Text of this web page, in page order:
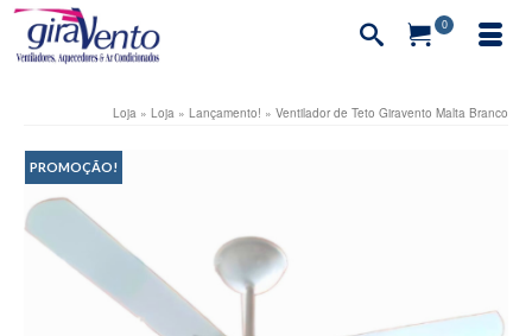
0
Loja » Loja » Lançamento! » Ventilador de Teto Giravento Malta Branco
PROMOÇÃO!